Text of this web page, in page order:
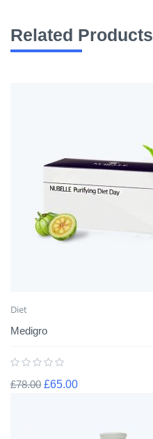
Related Products
Diet
Medigro
£78.00 £65.00